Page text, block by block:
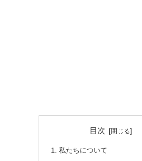
目次
私たちについて